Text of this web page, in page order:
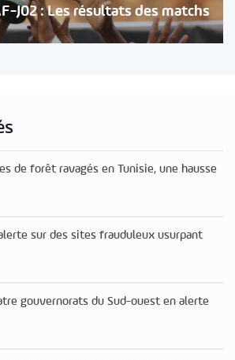
J02 : Les résultats des matchs
de forêt ravagés en Tunisie, une hausse
sur des sites frauduleux usurpant
gouvernorats du Sud-ouest en alerte